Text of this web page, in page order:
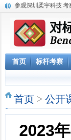
参观深圳柔宇科技
赴腾讯参观“向腾讯
参观阿里巴巴网上预
阿里巴巴数字化组织
2023年 标杆学习俱
华南区域标杆企业目
首页 标杆考察
首页 > 公开
2023